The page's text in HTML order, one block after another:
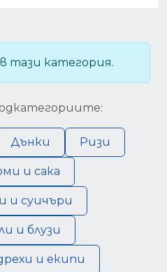
тази категория.
Дънки Ризи
и сака
и суичъри
и блузи
и екипи